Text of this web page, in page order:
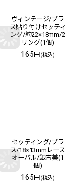
ヴィンテージ/ブラ
ス貼り付けセッティ
ング/約22×18mm/2
リング(1個)
165 円 (税込)
セッティング/ブラ
ス/18×13mmレース
オーバル/銀古美(1
個)
165 円 (税込)